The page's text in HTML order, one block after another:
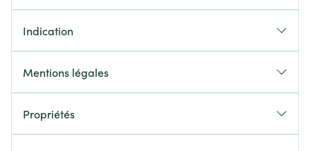
Indication
Mentions légales
Propriétés